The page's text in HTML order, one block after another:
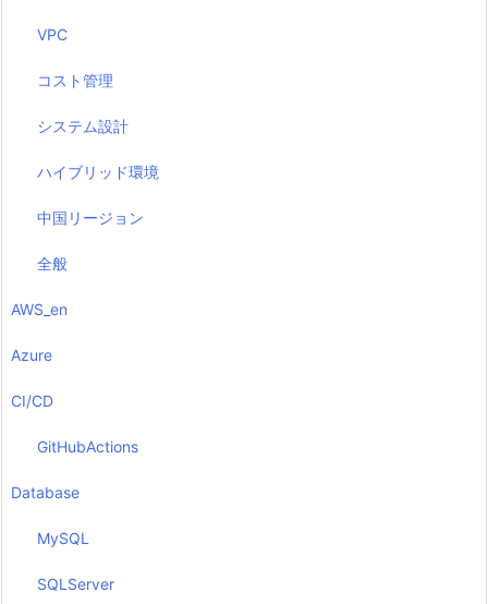
VPC
コスト管理
システム設計
ハイブリッド環境
中国リージョン
全般
AWS_en
Azure
CI/CD
GitHubActions
Database
MySQL
SQLServer